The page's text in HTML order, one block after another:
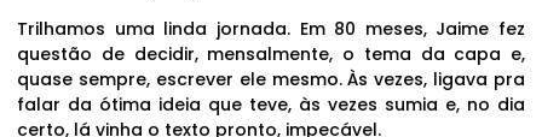
Trilhamos uma linda jornada. Em 80 meses, Jaime fez
questão de decidir, mensalmente, o tema da capa e,
quase sempre, escrever ele mesmo. Às vezes, ligava pra
falar da ótima ideia que teve, às vezes sumia e, no dia
certo, lá vinha o texto pronto, impecável.